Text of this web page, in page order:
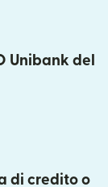
Unibank del
di credito o